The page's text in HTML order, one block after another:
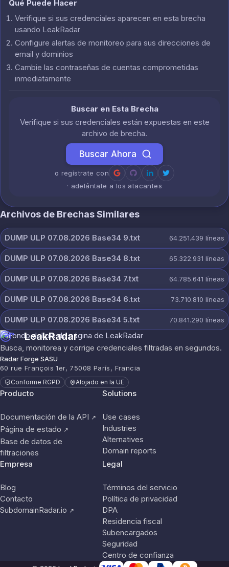
Qué Puede Hacer
Verifique si sus credenciales aparecen en esta brecha
usando LeakRadar
Configure alertas de monitoreo para sus direcciones de
email y dominios
Cambie las contraseñas de cuentas comprometidas
inmediatamente
Buscar en Esta Brecha
Verifique si sus credenciales están expuestas en este
archivo de brecha.
Buscar Ahora
o regístrate con
· adelántate a los atacantes
Archivos de Brechas Similares
DUMP ULP 07.08.2026 Base34 9.txt 64.251.439 líneas
DUMP ULP 07.08.2026 Base34 8.txt 65.322.931 líneas
DUMP ULP 07.08.2026 Base34 7.txt 64.785.641 líneas
DUMP ULP 07.08.2026 Base34 6.txt 73.710.810 líneas
DUMP ULP 07.08.2026 Base34 5.txt 70.841.290 líneas
LeakRadar
Busca, monitorea y corrige credenciales filtradas en segundos.
Radar Forge SASU
60 rue François 1er, 75008 París, Francia
Conforme RGPD Alojado en la UE
Producto
Documentación de la API ↗
Página de estado ↗
Base de datos de
filtraciones
Solutions
Use cases
Industries
Alternatives
Domain reports
Empresa
Blog
Contacto
SubdomainRadar.io ↗
Legal
Términos del servicio
Política de privacidad
DPA
Residencia fiscal
Subencargados
Seguridad
Centro de confianza